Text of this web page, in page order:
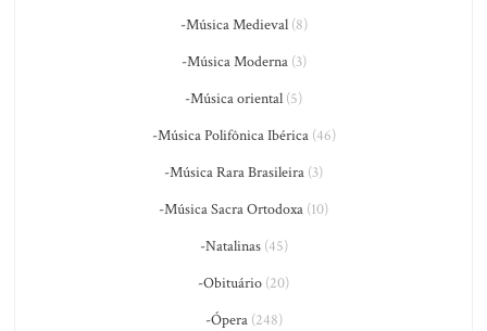
-Música Medieval(8)
-Música Moderna(3)
-Música oriental (5)
-Música Polifônica Ibérica(46)
-Música Rara Brasileira (3)
-Música Sacra Ortodoxa (10)
-Natalinas(45)
-Obituário (20)
-Ópera(248)